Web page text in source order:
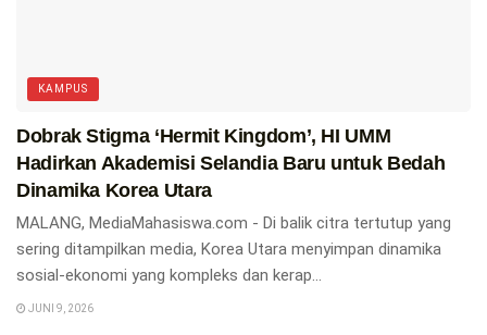
KAMPUS
Dobrak Stigma ‘Hermit Kingdom’, HI UMM
Hadirkan Akademisi Selandia Baru untuk Bedah
Dinamika Korea Utara
MALANG, MediaMahasiswa.com - Di balik citra tertutup yang
sering ditampilkan media, Korea Utara menyimpan dinamika
sosial-ekonomi yang kompleks dan kerap...
JUNI 9, 2026